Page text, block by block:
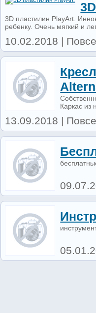
3D пластилин PlayArt.
ребенку. Очень мягкий и
10.02.2018 |
Каркас из
13.09.2018 |